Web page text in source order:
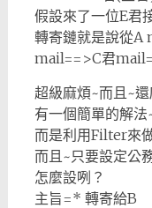
假設來了一位E君
轉寄鏈就是說從
mail==>C君
超級麻煩~而且~
有一個簡單的解
而是利用Filter來
而且~只要設定公
怎麼設咧？
主旨=* 轉寄給B